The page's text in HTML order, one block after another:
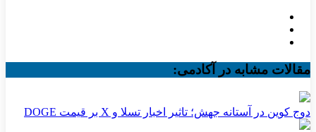
مقالات مشابه در آکادمی:
دوج کوین در آستانه جهش؛ تاثیر اخبار تسلا و X بر قیمت DOGE